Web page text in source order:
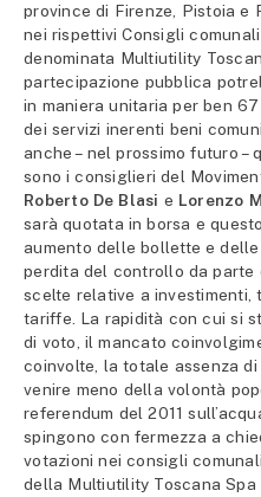
province di Firenze, Pistoia e
nei rispettivi Consigli comunali
denominata Multiutility
partecipazione pubblica
in maniera unitaria per ben
dei servizi inerenti beni
anche – nel prossimo futuro –
sono i consiglieri del
Roberto De Blasi e Lorenzo
sarà quotata in borsa e
aumento delle bollette e
perdita del controllo da
scelte relative a investimenti,
tariffe. La rapidità con cui si
di voto, il mancato
coinvolte, la totale assenza
venire meno della volontà
referendum del 2011
spingono con fermezza a
votazioni nei consigli
della Multiutility Toscana Spa